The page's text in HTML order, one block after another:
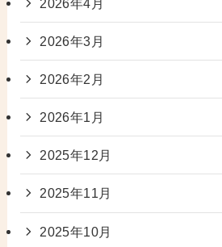
2026年3月
2026年2月
2026年1月
2025年12月
2025年11月
2025年10月